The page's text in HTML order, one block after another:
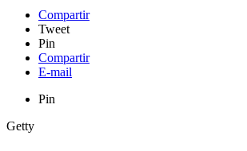
Compartir
Tweet
Pin
Compartir
E-mail
Pin
Getty